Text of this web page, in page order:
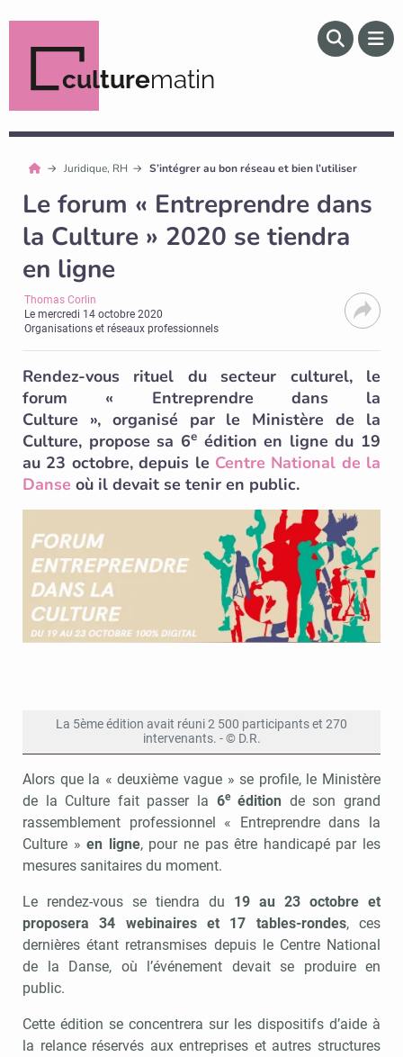
culturematin
Juridique, RH S’intégrer au bon réseau et bien l’utiliser
Le forum « Entreprendre dans
la Culture » 2020 se tiendra
en ligne
Thomas Corlin
Lemercredi 14 octobre 2020
Organisations et réseaux professionnels
Rendez-vous rituel du secteur culturel, le
forum « Entreprendre dans la
Culture », organisé par le Ministère de la
Culture, propose sa 6eédition en ligne du 19
au 23 octobre, depuis le Centre National de la
Danse où il devait se tenir en public.
La 5ème édition avait réuni 2 500 participants et 270
intervenants. - © D.R.
Alors que la « deuxième vague » se profile, le Ministère
de la Culture fait passer la 6eédition de son grand
rassemblement professionnel « Entreprendre dans la
Culture »en ligne, pour ne pas être handicapé par les
mesures sanitaires du moment.
Le rendez-vous se tiendra du 19 au 23 octobre et
proposera 34 webinaires et 17 tables-rondes, ces
dernières étant retransmises depuis le Centre National
de la Danse, où l’événement devait se produire en
public.
Cette édition se concentrera sur les dispositifs d’aide à
la relance réservés aux entreprises et autres structures